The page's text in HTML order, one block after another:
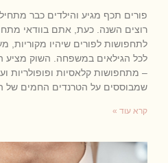
פורים תכף מגיע והילדים כבר
רוצים השנה. כעת, אתם בוודאי
לתחפושות לפורים שיהיו מקוריות,
לכל הגילאים במשפחה. השוק מציע
– מתחפושות קלאסיות ופופולריות
שמבוססים על הטרנדים החמים של
קרא עוד »